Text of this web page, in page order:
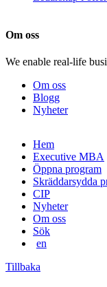
Om oss
We enable real-life
Om oss
Blogg
Nyheter
vidare
innehåll
Hem
Executive MBA
Öppna program
Skräddarsydda
CIP
Nyheter
Om oss
Sök
en
Tillbaka